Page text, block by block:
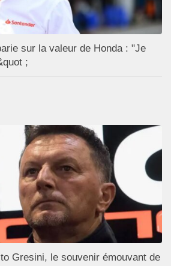
sur la valeur de Honda : "Je
;
Gresini, le souvenir émouvant de